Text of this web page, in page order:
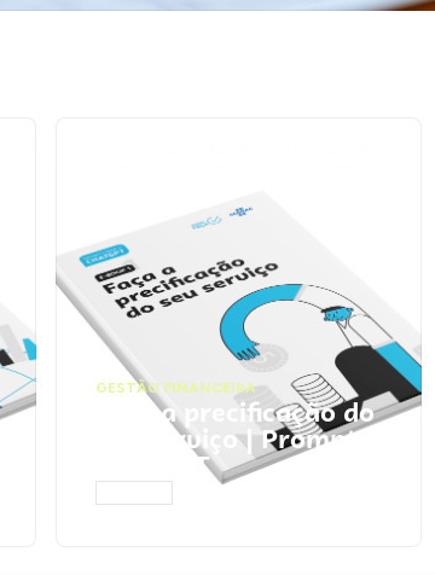
GESTÃO FINANCEIRA
Faça a precificação do
seu serviço | Prompts
ChatGPT